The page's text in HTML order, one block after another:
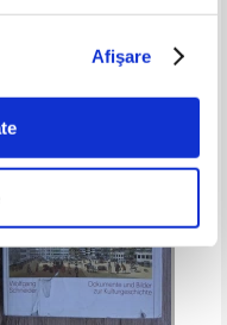
Afişare
Pret:37,00Lei 27,75 Lei